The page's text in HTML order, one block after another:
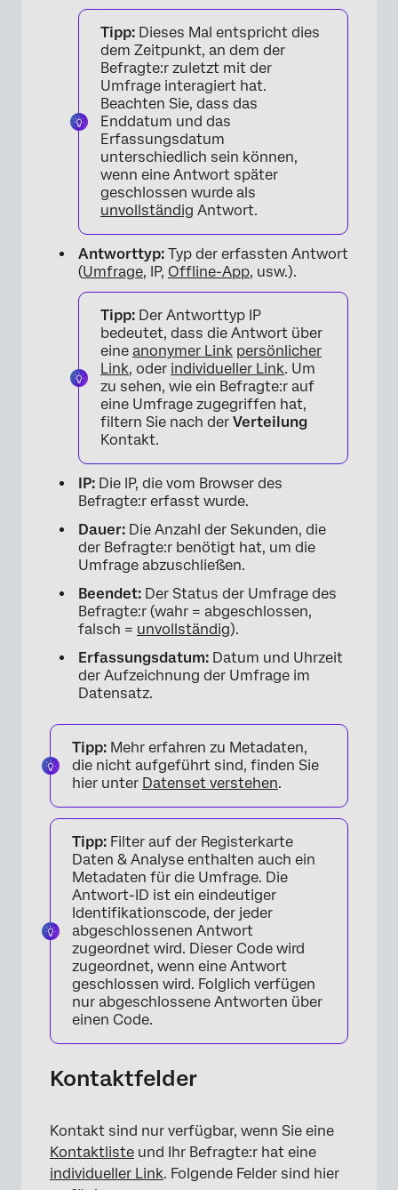
×
Tipp: Dieses Mal entspricht dies
dem Zeitpunkt, an dem der
Befragte:r zuletzt mit der
Umfrage interagiert hat.
Beachten Sie, dass das
Enddatum und das
Erfassungsdatum
unterschiedlich sein können,
wenn eine Antwort später
geschlossen wurde als
unvollständig Antwort.
Antworttyp: Typ der erfassten Antwort
(Umfrage, IP, Offline-App, usw.).
Tipp: Der Antworttyp IP
bedeutet, dass die Antwort über
eine anonymer Link persönlicher
Link, oder individueller Link. Um
zu sehen, wie ein Befragte:r auf
eine Umfrage zugegriffen hat,
filtern Sie nach der Verteilung
Kontakt.
IP: Die IP, die vom Browser des
Befragte:r erfasst wurde.
Dauer: Die Anzahl der Sekunden, die
der Befragte:r benötigt hat, um die
Umfrage abzuschließen.
Beendet: Der Status der Umfrage des
Befragte:r (wahr = abgeschlossen,
falsch = unvollständig).
Erfassungsdatum: Datum und Uhrzeit
der Aufzeichnung der Umfrage im
Datensatz.
Tipp: Mehr erfahren zu Metadaten,
die nicht aufgeführt sind, finden Sie
hier unter Datenset verstehen.
Tipp: Filter auf der Registerkarte
Daten & Analyse enthalten auch ein
Metadaten für die Umfrage. Die
Antwort-ID ist ein eindeutiger
Identifikationscode, der jeder
abgeschlossenen Antwort
zugeordnet wird. Dieser Code wird
zugeordnet, wenn eine Antwort
geschlossen wird. Folglich verfügen
nur abgeschlossene Antworten über
einen Code.
Kontaktfelder
Kontakt sind nur verfügbar, wenn Sie eine
Kontaktliste und Ihr Befragte:r hat eine
individueller Link. Folgende Felder sind hier